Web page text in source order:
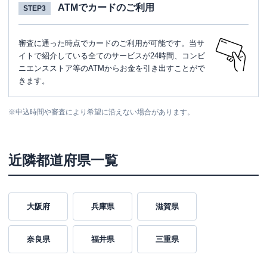
STEP3 ATMでカードのご利用
審査に通った時点でカードのご利用が可能です。当サ
イトで紹介している全てのサービスが24時間、コンビ
ニエンスストア等のATMからお金を引き出すことがで
きます。
※申込時間や審査により希望に沿えない場合があります。
近隣都道府県一覧
大阪府 兵庫県 滋賀県
奈良県 福井県 三重県